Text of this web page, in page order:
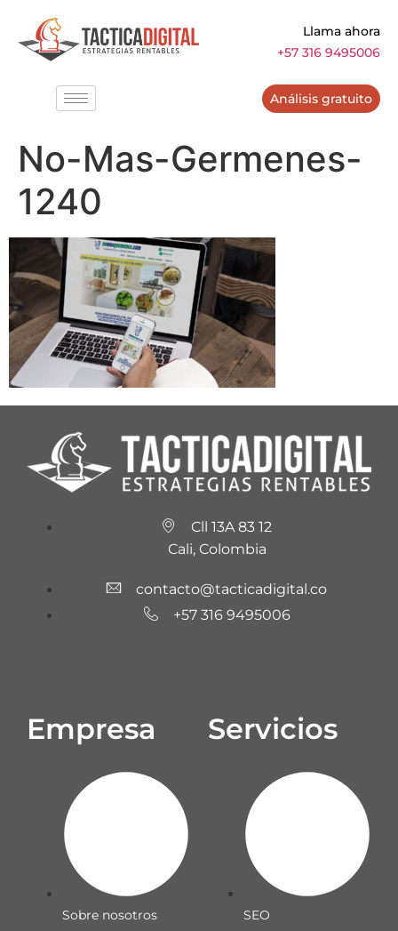
Llama ahora
+57 316 9495006
Análisis gratuito
No-Mas-Germenes-
1240
Cll 13A 83 12
Cali, Colombia
contacto@tacticadigital.co
+57 316 9495006
Empresa
Sobre nosotros
Servicios
SEO